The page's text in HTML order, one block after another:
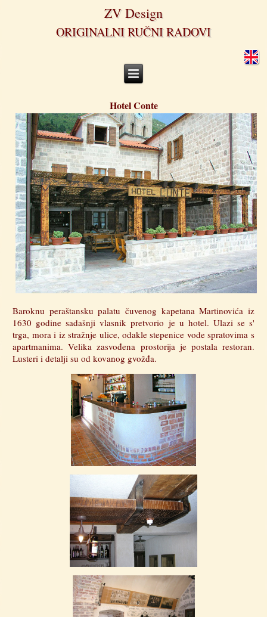
ZV Design
ORIGINALNI RUČNI RADOVI
Hotel Conte
Baroknu peraštansku palatu čuvenog kapetana Martinovića iz
1630 godine sadašnji vlasnik pretvorio je u hotel. Ulazi se s'
trga, mora i iz stražnje ulice, odakle stepenice vode spratovima s
apartmanima. Velika zasvođena prostorija je postala restoran.
Lusteri i detalji su od kovanog gvožđa.